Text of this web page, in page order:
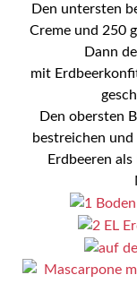
Den untersten
Creme und 250
Dann
mit
Den obersten
bestreichen
Erdbeeren